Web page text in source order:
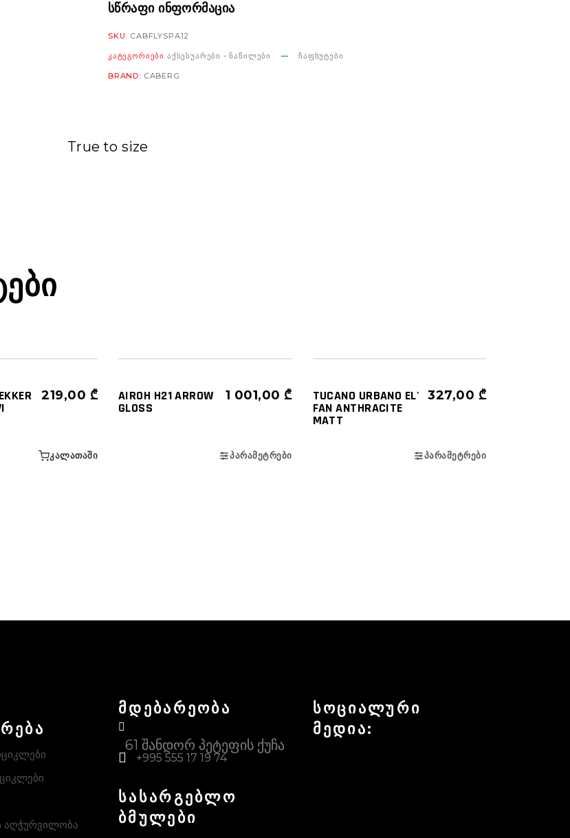
ᲡᲬᲠᲐᲤᲘ ᲘᲜᲤᲝᲠᲛᲐᲪᲘᲐ
SKU: CABFLYSPA12
ᲙᲐᲢᲔᲒᲝᲠᲘᲔᲑᲘ ᲐᲥᲡᲔᲡᲣᲐᲠᲔᲑᲘ - ᲜᲐᲬᲘᲚᲔᲑᲘ ᲩᲐᲤᲮᲣᲢᲔᲑᲘ
BRAND: CABERG
True to size
219,00 ₾
ᲙᲐᲚᲐᲗᲐᲨᲘ
AIROH H21 ARROW
GLOSS
1 001,00 ₾
ᲞᲐᲠᲐᲛᲔᲢᲠᲔᲑᲘ
TUCANO URBANO EL'
FAN ANTHRACITE
MATT
327,00 ₾
ᲞᲐᲠᲐᲛᲔᲢᲠᲔᲑᲘ
აღჭურვილობა
მდებარეობა
61 შანდორ პეტეფის ქუჩა
+995 555 17 19 74
სასარგებლო
ბმულები
სოციალური
მედია: